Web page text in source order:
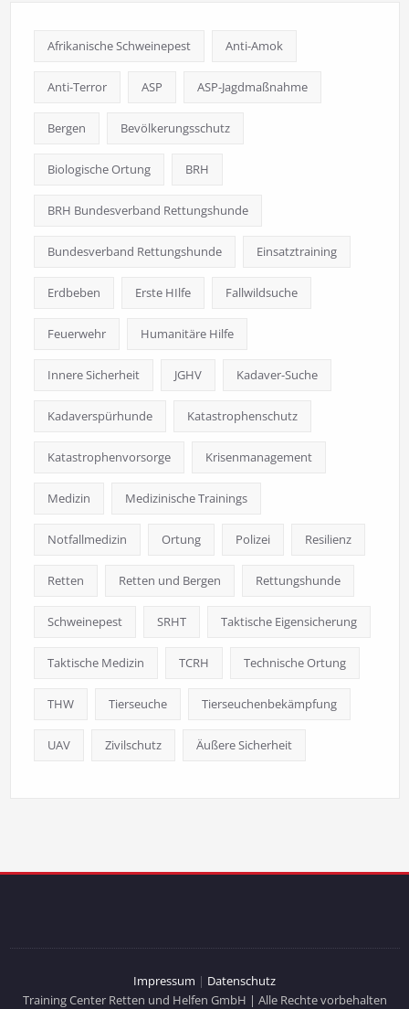
Afrikanische Schweinepest Anti-Amok
Anti-Terror ASP ASP-Jagdmaßnahme
Bergen Bevölkerungsschutz
Biologische Ortung BRH
BRH Bundesverband Rettungshunde
Bundesverband Rettungshunde Einsatztraining
Erdbeben Erste HIlfe Fallwildsuche
Feuerwehr Humanitäre Hilfe
Innere Sicherheit JGHV Kadaver-Suche
Kadaverspürhunde Katastrophenschutz
Katastrophenvorsorge Krisenmanagement
Medizin Medizinische Trainings
Notfallmedizin Ortung Polizei Resilienz
Retten Retten und Bergen Rettungshunde
Schweinepest SRHT Taktische Eigensicherung
Taktische Medizin TCRH Technische Ortung
THW Tierseuche Tierseuchenbekämpfung
UAV Zivilschutz Äußere Sicherheit
Impressum | Datenschutz
Training Center Retten und Helfen GmbH | Alle Rechte vorbehalten